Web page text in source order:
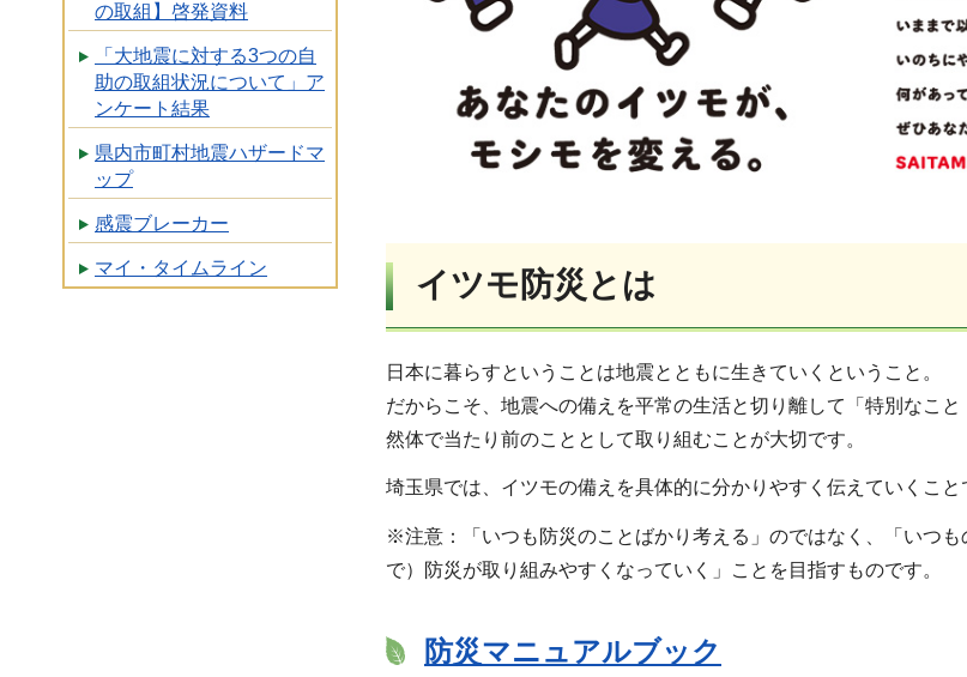
の取組】啓発資料
「大地震に対する3つの自
助の取組状況について」ア
ンケート結果
県内市町村地震ハザードマ
ップ
感震ブレーカー
マイ・タイムライン イツモ防災とは
日本に暮らすということは地震とともに生きていくということ。
だからこそ、地震への備えを平常の生活と切り離して「特別なこ
然体で当たり前のこととして取り組むことが大切です。
埼玉県では、イツモの備えを具体的に分かりやすく伝えていくこ
※注意：「いつも防災のことばかり考える」のではなく、「いつ
で）防災が取り組みやすくなっていく」ことを目指すものです。
防災マニュアルブック